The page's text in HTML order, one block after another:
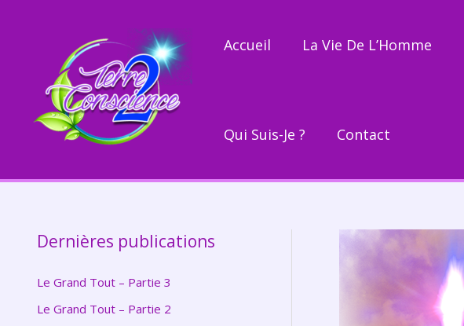
Accueil La Vie De L’Homme
Qui Suis-Je ? Contact
Dernières publications
Le Grand Tout – Partie 3
Le Grand Tout – Partie 2
s